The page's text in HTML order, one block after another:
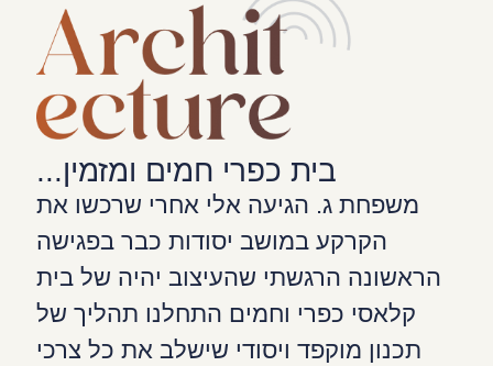
בית כפרי חמים ומזמין...
משפחת ג. הגיעה אלי אחרי שרכשו את
הקרקע במושב יסודות כבר בפגישה
הראשונה הרגשתי שהעיצוב יהיה של בית
קלאסי כפרי וחמים התחלנו תהליך של
תכנון מוקפד ויסודי שישלב את כל צרכי